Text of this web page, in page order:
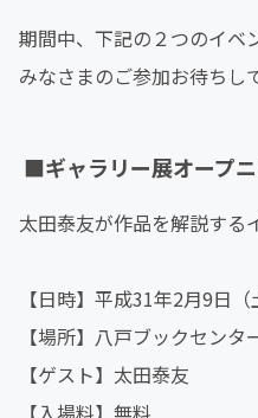
期間中、下記の２つのイベ
みなさまのご参加お待ちし
■ギャラリー展オープ
太田泰友が作品を解説する
【日時】平成31年2月9日
【場所】八戸ブックセンタ
【ゲスト】太田泰友
【入場料】無料